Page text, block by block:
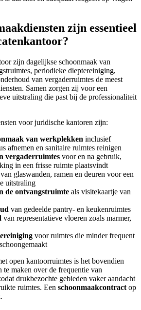
zijn essentieel
zijn dagelijkse schoonmaak van
periodieke dieptereiniging,
van vergaderruimtes de meest
Samen zorgen zij voor een
uitstraling die past bij de professionaliteit
voor juridische kantoren zijn:
van werkplekken inclusief
afnemen en sanitaire ruimtes reinigen
vergaderruimtes voor en na gebruik,
in een frisse ruimte plaatsvindt
van glaswanden, ramen en deuren voor een
uitstraling
de ontvangstruimte als visitekaartje van
van gedeelde pantry- en keukenruimtes
van representatieve vloeren zoals marmer,
voor ruimtes die minder frequent
open kantoorruimtes is het bovendien
te maken over de frequentie van
drukbezochte gebieden vaker aandacht
ruimtes. Een schoonmaakcontract op